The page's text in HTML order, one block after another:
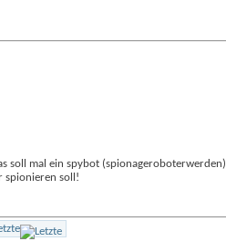
soll mal ein spybot
spionieren soll!